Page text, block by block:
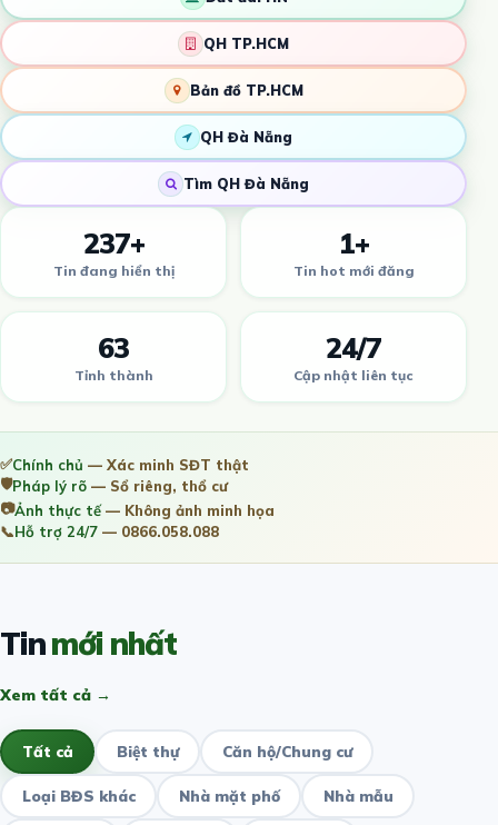
QH TP.HCM
Bản đồ TP.HCM
QH Đà Nẵng
Tìm QH Đà Nẵng
237+
Tin đang hiển thị
1+
Tin hot mới đăng
63
Tỉnh thành
24/7
Cập nhật liên tục
✅Chính chủ — Xác minh SĐT thật
🛡️Pháp lý rõ — Sổ riêng, thổ cư
📷Ảnh thực tế— Không ảnh minh họa
📞Hỗ trợ 24/7 — 0866.058.088
Tinmới nhất
Xem tất cả →
Tất cả Biệt thự Căn hộ/Chung cư
Loại BĐS khác Nhà mặt phố Nhà mẫu